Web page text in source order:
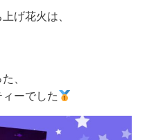
げ花火は、
、
ーでした